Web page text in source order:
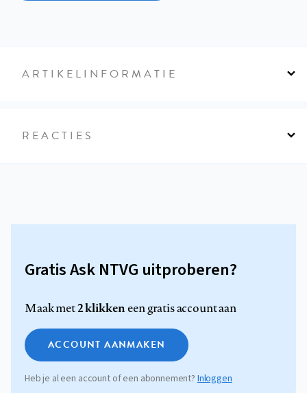
ARTIKELINFORMATIE
REACTIES
Gratis Ask NTVG uitproberen?
Maak met2 klikkeneen gratis account aan
ACCOUNT AANMAKEN
Heb je al een account of een abonnement?Inloggen